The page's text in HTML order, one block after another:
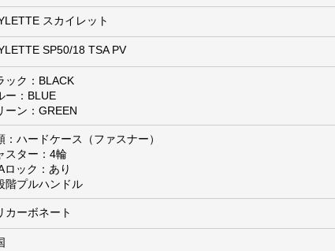
スカイレット
SP50/18 TSA PV
ック：BLACK
ー：BLUE
ーン：GREEN
：ハードケース（ファスナー）
スター：4輪
ロック：あり
階プルハンドル
カーボネート